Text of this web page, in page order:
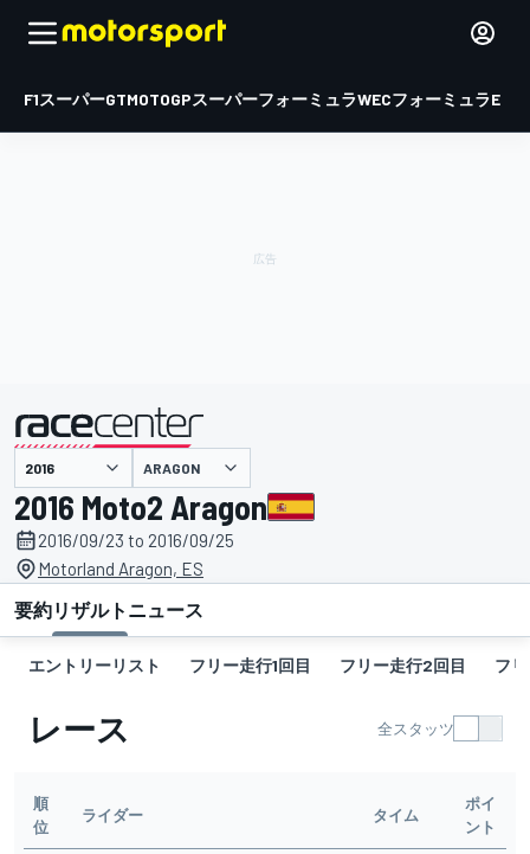
F1スーパーGTMOTOGPスーパーフォーミュラWECフォーミュラE
主催 ARAGON
2016 Moto2 Aragon
2016/09/23 to 2016/09/25
Motorland Aragon, ES
要約リザルト ニュース
エントリーリスト フリー走行1回目 フリー走行2回目 フ
レース 全スタッツ
順
位
ライダー タイム
ポイ
ント